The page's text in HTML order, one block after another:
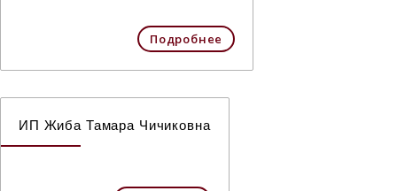
Подробнее
ИП Жиба Тамара Чичиковна